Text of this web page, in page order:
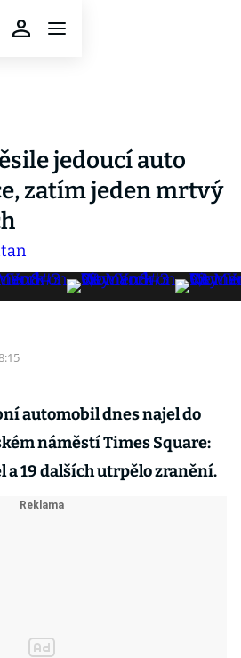
jedoucí auto
zatím jeden mrtvý
automobil dnes najel do
náměstí Times Square:
a 19 dalších utrpělo zranění.